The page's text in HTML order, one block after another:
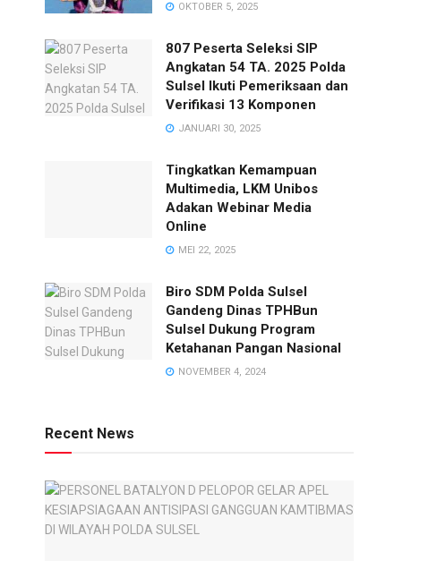
OKTOBER 5, 2025
807 Peserta Seleksi SIP
Angkatan 54 TA. 2025 Polda
Sulsel Ikuti Pemeriksaan dan
Verifikasi 13 Komponen
JANUARI 30, 2025
Tingkatkan Kemampuan
Multimedia, LKM Unibos
Adakan Webinar Media
Online
MEI 22, 2025
Biro SDM Polda Sulsel
Gandeng Dinas TPHBun
Sulsel Dukung Program
Ketahanan Pangan Nasional
NOVEMBER 4, 2024
Recent News